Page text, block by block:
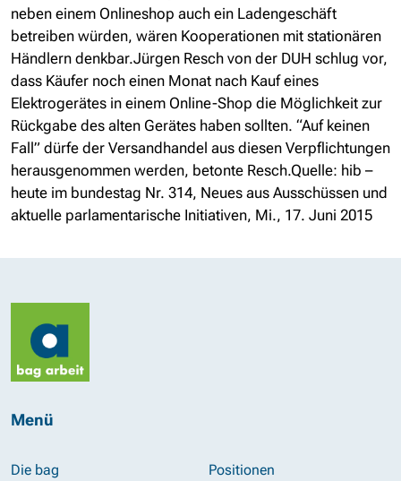
neben einem Onlineshop auch ein Ladengeschäft
betreiben würden, wären Kooperationen mit stationären
Händlern denkbar.Jürgen Resch von der DUH schlug vor,
dass Käufer noch einen Monat nach Kauf eines
Elektrogerätes in einem Online-Shop die Möglichkeit zur
Rückgabe des alten Gerätes haben sollten. “Auf keinen
Fall” dürfe der Versandhandel aus diesen Verpflichtungen
herausgenommen werden, betonte Resch.Quelle: hib –
heute im bundestag Nr. 314, Neues aus Ausschüssen und
aktuelle parlamentarische Initiativen, Mi., 17. Juni 2015
Menü
Die bag
Positionen